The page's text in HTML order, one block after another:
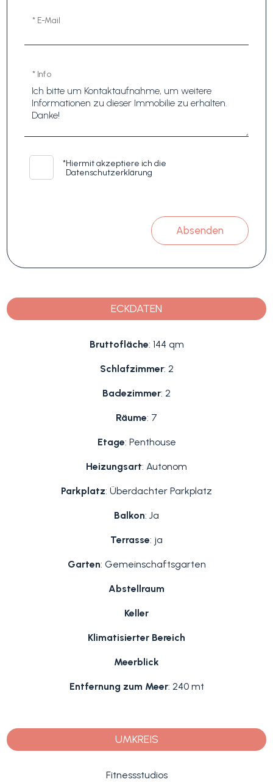
* E-Mail
* Info
*Hiermit akzeptiere ich die
Datenschutzerklärung
Absenden
ECKDATEN
Bruttofläche: 144 qm
Schlafzimmer: 2
Badezimmer: 2
Räume: 7
Etage: Penthouse
Heizungsart: Autonom
Parkplatz: Überdachter Parkplatz
Balkon: Ja
Terrasse: ja
Garten: Gemeinschaftsgarten
Abstellraum
Keller
Klimatisierter Bereich
Meerblick
Entfernung zum Meer: 240 mt
UMKREIS
Fitnessstudios